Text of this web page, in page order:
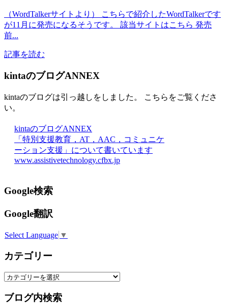
（WordTalkerサイトより） こちらで紹介したWordTalkerです
が11月に発売になるそうです。 該当サイトはこちら 発売
前...
記事を読む
kintaのブログANNEX
kintaのブログは引っ越しをしました。 こちらをご覧くださ
い。
kintaのブログANNEX
「特別支援教育，AT，AAC，コミュニケ
ーション支援」について書いています
www.assistivetechnology.cfbx.jp
Google検索
Google翻訳
Select Language ▼
カテゴリー
カ
ゴ
ブログ内検索